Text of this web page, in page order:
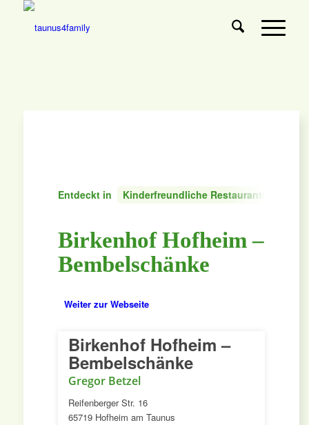
Entdeckt in Kinderfreundliche Restaurants
Birkenhof Hofheim –
Bembelschänke
Weiter zur Webseite
Birkenhof Hofheim –
Bembelschänke
Gregor Betzel
Reifenberger Str. 16
65719 Hofheim am Taunus